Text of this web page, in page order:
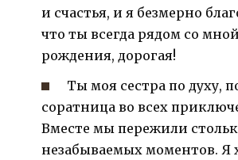
и счастья, и я безмерно
что ты всегда рядом со
рождения, дорогая!
Ты моя сестра по духу,
соратница во всех
Вместе мы пережили
незабываемых моментов. Я